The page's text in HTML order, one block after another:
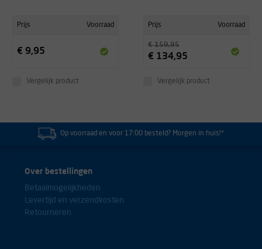
Prijs Voorraad
€ 9,95
Vergelijk product
Prijs Voorraad
€ 159,95
€ 134,95
Vergelijk product
Op voorraad en voor 17:00 besteld? Morgen in huis!*
Over bestellingen
Betaalmogelijkheden
Levertijd en verzendkosten
Retourneren